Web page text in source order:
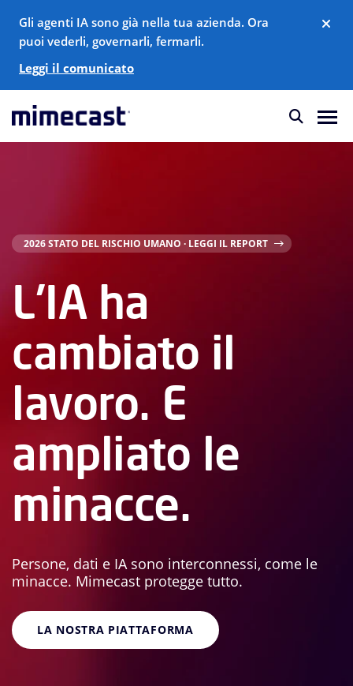
Gli agenti IA sono già nella tua azienda. Ora
puoi vederli, governarli, fermarli.
Leggi il comunicato
2026 STATO DEL RISCHIO UMANO · LEGGI IL REPORT
L'IA ha
cambiato il
lavoro. E
ampliato le
minacce.
Persone, dati e IA sono interconnessi, come le
minacce. Mimecast protegge tutto.
LA NOSTRA PIATTAFORMA